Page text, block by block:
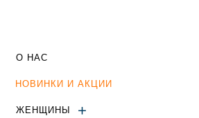
О НАС
НОВИНКИ И АКЦИИ
ЖЕНЩИНЫ